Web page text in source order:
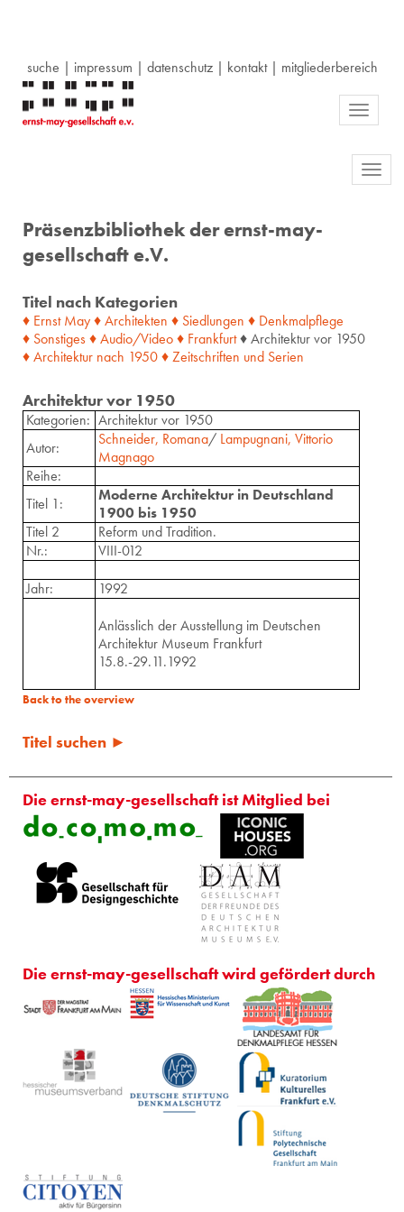
suche | impressum | datenschutz| kontakt| mitgliederbereich
Toggle
Präsenzbibliothek der ernst-may-
gesellschaft e.V.
Titel nach Kategorien
♦ Ernst May♦ Architekten ♦ Siedlungen ♦ Denkmalpflege
♦ Sonstiges♦ Audio/Video♦ Frankfurt♦ Architektur vor 1950
♦ Architektur nach 1950♦ Zeitschriften und Serien
Architektur vor 1950
Kategorien: Architektur vor 1950
Autor:
Schneider, Romana/ Lampugnani, Vittorio
Magnago
Reihe:
Titel 1:
Moderne Architektur in Deutschland
1900 bis 1950
Titel 2
Reform und Tradition.
Nr.:
VIII-012
Jahr:
1992
Anlässlich der Ausstellung im Deutschen
Architektur Museum Frankfurt
15.8.-29.11.1992
Back to the overview
Titel suchen ►
Die ernst-may-gesellschaft ist Mitglied bei
Die ernst-may-gesellschaft wird gefördert durch